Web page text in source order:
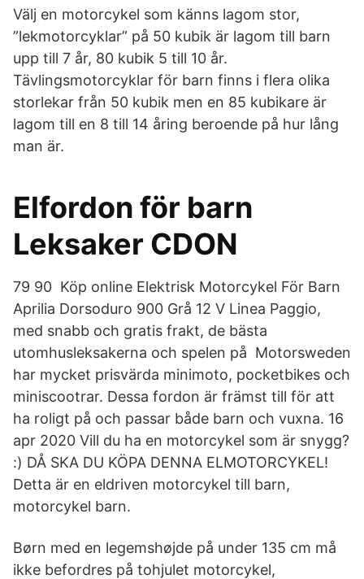
Välj en motorcykel som känns lagom stor,
”lekmotorcyklar” på 50 kubik är lagom till barn
upp till 7 år, 80 kubik 5 till 10 år.
Tävlingsmotorcyklar för barn finns i flera olika
storlekar från 50 kubik men en 85 kubikare är
lagom till en 8 till 14 åring beroende på hur lång
man är.
Elfordon för barn
Leksaker CDON
79 90 Köp online Elektrisk Motorcykel För Barn
Aprilia Dorsoduro 900 Grå 12 V Linea Paggio,
med snabb och gratis frakt, de bästa
utomhusleksakerna och spelen på Motorsweden
har mycket prisvärda minimoto, pocketbikes och
miniscootrar. Dessa fordon är främst till för att
ha roligt på och passar både barn och vuxna. 16
apr 2020 Vill du ha en motorcykel som är snygg?
:) DÅ SKA DU KÖPA DENNA ELMOTORCYKEL!
Detta är en eldriven motorcykel till barn,
motorcykel barn.
Børn med en legemshøjde på under 135 cm må
ikke befordres på tohjulet motorcykel,